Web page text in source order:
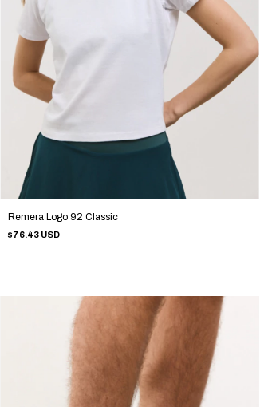
Remera Logo 92 Classic
$76.43 USD